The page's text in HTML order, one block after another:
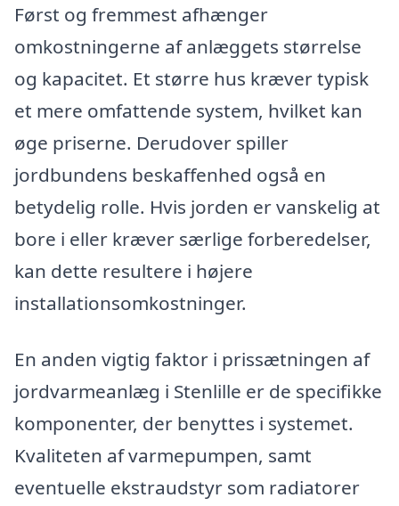
Først og fremmest afhænger
omkostningerne af anlæggets størrelse
og kapacitet. Et større hus kræver typisk
et mere omfattende system, hvilket kan
øge priserne. Derudover spiller
jordbundens beskaffenhed også en
betydelig rolle. Hvis jorden er vanskelig at
bore i eller kræver særlige forberedelser,
kan dette resultere i højere
installationsomkostninger.
En anden vigtig faktor i prissætningen af
jordvarmeanlæg i Stenlille er de specifikke
komponenter, der benyttes i systemet.
Kvaliteten af varmepumpen, samt
eventuelle ekstraudstyr som radiatorer